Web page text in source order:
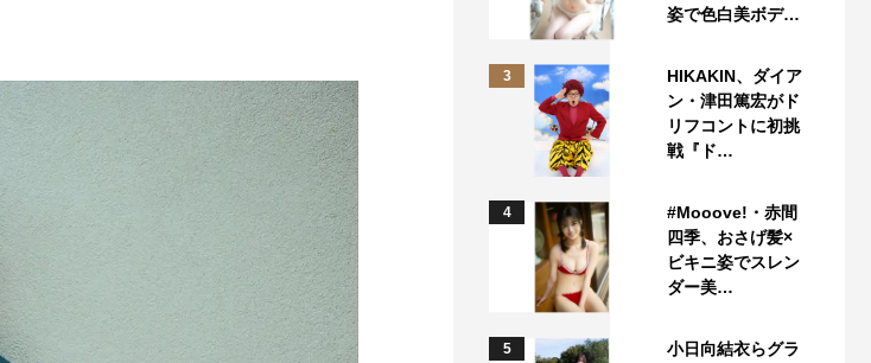
姿で色白美ボデ…
3
HIKAKIN、ダイア
ン・津田篤宏がド
リフコントに初挑
戦『ド…
4
#Mooove!・赤間
四季、おさげ髪×
ビキニ姿でスレン
ダー美…
5
小日向結衣らグラ